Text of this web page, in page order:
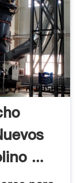
...